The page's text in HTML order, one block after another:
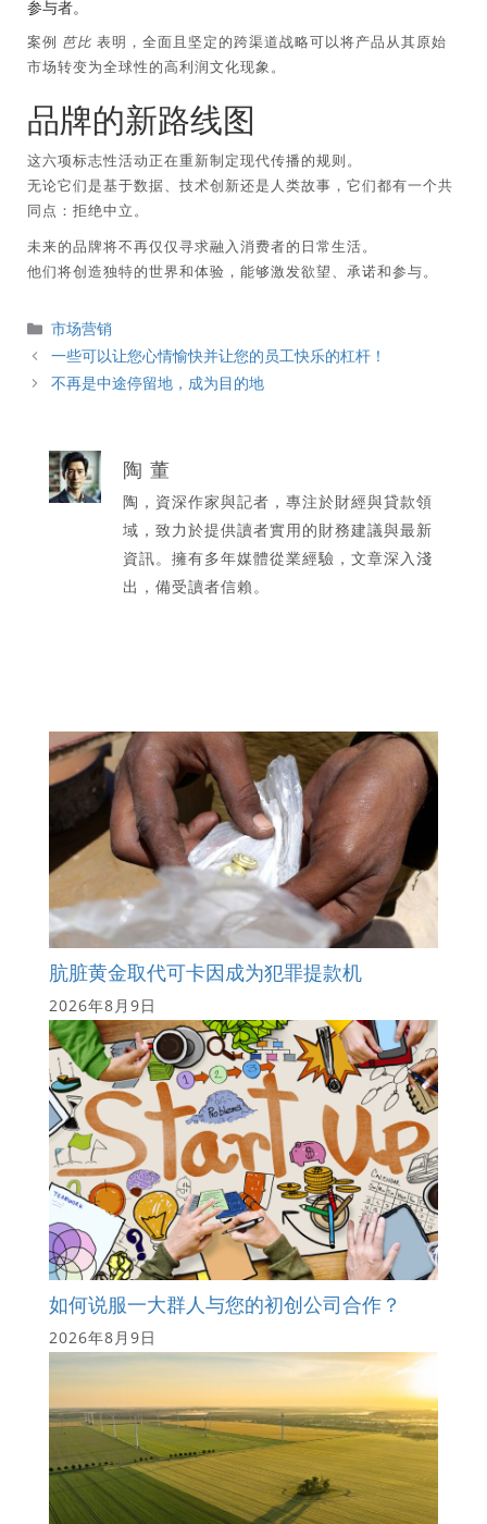
参与者。
案例 芭比 表明，全面且坚定的跨渠道战略可以将产品从其原始
市场转变为全球性的高利润文化现象。
品牌的新路线图
这六项标志性活动正在重新制定现代传播的规则。
无论它们是基于数据、技术创新还是人类故事，它们都有一个共
同点：拒绝中立。
未来的品牌将不再仅仅寻求融入消费者的日常生活。
他们将创造独特的世界和体验，能够激发欲望、承诺和参与。
分
市场营销
一些可以让您心情愉快并让您的员工快乐的杠杆！
不再是中途停留地，成为目的地
陶 董
陶，資深作家與記者，專注於財經與貸款領
域，致力於提供讀者實用的財務建議與最新
資訊。擁有多年媒體從業經驗，文章深入淺
出，備受讀者信賴。
肮脏黄金取代可卡因成为犯罪提款机
2026年8月9日
如何说服一大群人与您的初创公司合作？
2026年8月9日